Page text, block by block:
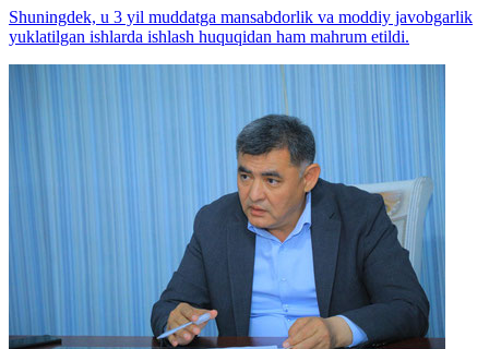
Shuningdek, u 3 yil muddatga mansabdorlik va moddiy javobgarlik
yuklatilgan ishlarda ishlash huquqidan ham mahrum etildi.